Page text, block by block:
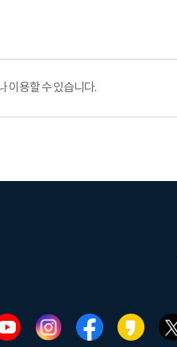
이용할 수 있습니다.